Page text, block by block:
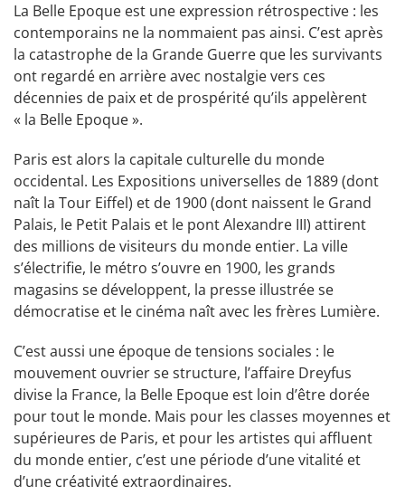
La Belle Epoque est une expression rétrospective : les
contemporains ne la nommaient pas ainsi. C’est après
la catastrophe de la Grande Guerre que les survivants
ont regardé en arrière avec nostalgie vers ces
décennies de paix et de prospérité qu’ils appelèrent
« la Belle Epoque ».
Paris est alors la capitale culturelle du monde
occidental. Les Expositions universelles de 1889 (dont
naît la Tour Eiffel) et de 1900 (dont naissent le Grand
Palais, le Petit Palais et le pont Alexandre III) attirent
des millions de visiteurs du monde entier. La ville
s’électrifie, le métro s’ouvre en 1900, les grands
magasins se développent, la presse illustrée se
démocratise et le cinéma naît avec les frères Lumière.
C’est aussi une époque de tensions sociales : le
mouvement ouvrier se structure, l’affaire Dreyfus
divise la France, la Belle Epoque est loin d’être dorée
pour tout le monde. Mais pour les classes moyennes et
supérieures de Paris, et pour les artistes qui affluent
du monde entier, c’est une période d’une vitalité et
d’une créativité extraordinaires.